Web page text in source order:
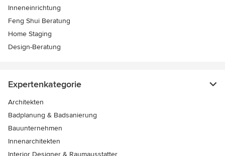
Inneneinrichtung
Feng Shui Beratung
Home Staging
Design-Beratung
Expertenkategorie
Architekten
Badplanung & Badsanierung
Bauunternehmen
Innenarchitekten